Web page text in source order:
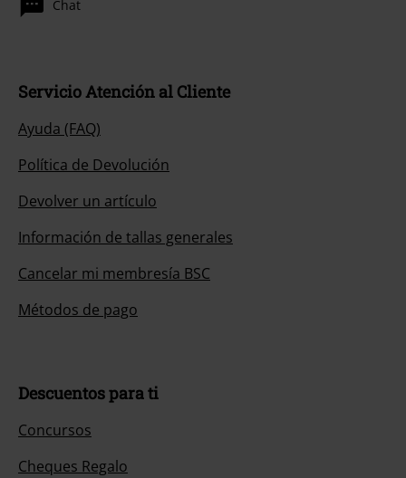
Chat
Servicio Atención al Cliente
Ayuda (FAQ)
Política de Devolución
Devolver un artículo
Información de tallas generales
Cancelar mi membresía BSC
Métodos de pago
Descuentos para ti
Concursos
Cheques Regalo